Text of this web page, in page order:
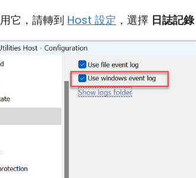
它，請轉到 Host 設定 ，選擇 日誌記錄